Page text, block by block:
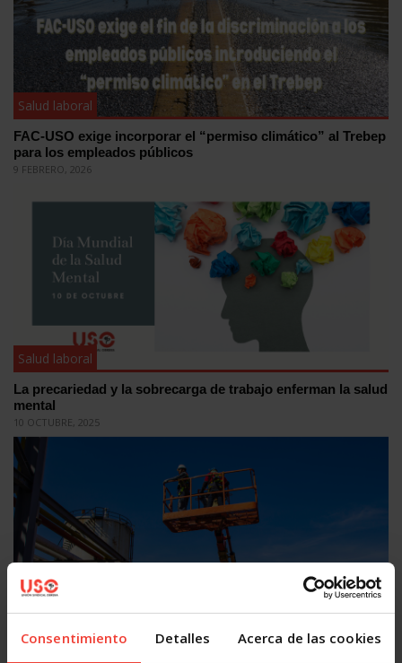
Consentimiento Detalles Acerca de las cookies
Salud laboral
FAC-USO exige incorporar el “permiso climático” al Trebep
para los empleados públicos
9 FEBRERO, 2026
Salud laboral
La precariedad y la sobrecarga de trabajo enferman la salud
mental
10 OCTUBRE, 2025
Salud laboral
USO reclama PRL real y recursos frente a las olas de calor